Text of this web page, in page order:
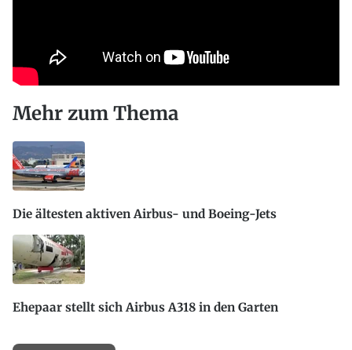
Mehr zum Thema
Die ältesten aktiven Airbus- und Boeing-Jets
Ehepaar stellt sich Airbus A318 in den Garten